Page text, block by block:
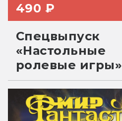
490 ₽
Спецвыпуск
«Настольные
ролевые игры»